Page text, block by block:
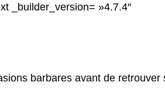
_builder_version= »4.7.4″
barbares avant de retrouver